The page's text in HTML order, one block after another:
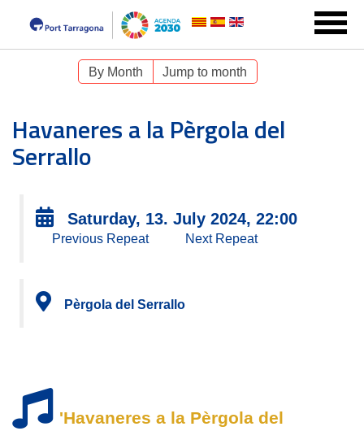
By Month Jump to month
Havaneres a la Pèrgola del
Serrallo
Saturday, 13. July 2024, 22:00
Previous Repeat Next Repeat
Pèrgola del Serrallo
'Havaneres a la Pèrgola del